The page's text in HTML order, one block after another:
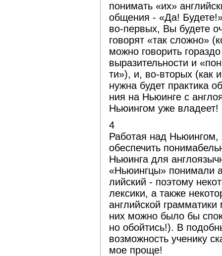
понимать «их»
общения - «Да!
во-первых, Вы будете
говорят «так сложно»
можно говорить
выразительности и
ти»), и, во-вторых (как
нужна будет практика
ния на Ньюинге с
Ньюингом уже владеет!
4
Работая над
обеспечить
Ньюинга для
«Ньюингцы» понимали
лийский - поэтому
лексики, а также
английской
них можно было бы
но обойтись!). В
возможность ученику
мое проще!